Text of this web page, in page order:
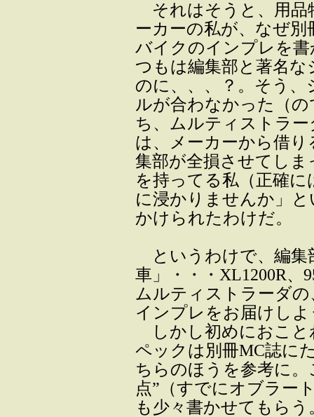
それはそうと、用品
ーカーの私が、なぜ
バイクのインプレを
つもは編集部と著名
のに、、、？。そう
ルが合わなかった（
ち、ムルティストラ
は、メーカーから借
集部が全損させてし
を持ってる私（正確
に浸かりませんか」
かけられたわけだ。
というわけで、編集
車」・・・XL1200R、
ムルティストラーダ
インプレをお届けしよ
しかし初めにおこと
ペックは別冊MC誌に
ちらのほうを参考に
点”（すでにオブラー
も少々書かせてもらう